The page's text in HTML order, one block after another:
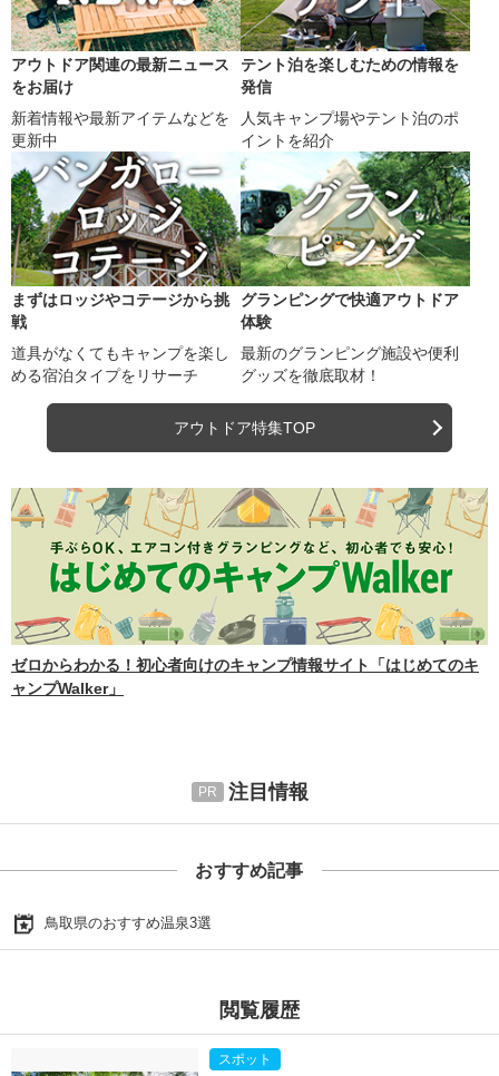
アウトドア関連の最新ニュース
をお届け
新着情報や最新アイテムなどを
更新中
テント泊を楽しむための情報を
発信
人気キャンプ場やテント泊のポ
イントを紹介
まずはロッジやコテージから挑
戦
道具がなくてもキャンプを楽し
める宿泊タイプをリサーチ
グランピングで快適アウトドア
体験
最新のグランピング施設や便利
グッズを徹底取材！
アウトドア特集TOP
ゼロからわかる！初心者向けのキャンプ情報サイト「はじめてのキ
ャンプWalker」
注目情報
おすすめ記事
鳥取県のおすすめ温泉3選
閲覧履歴